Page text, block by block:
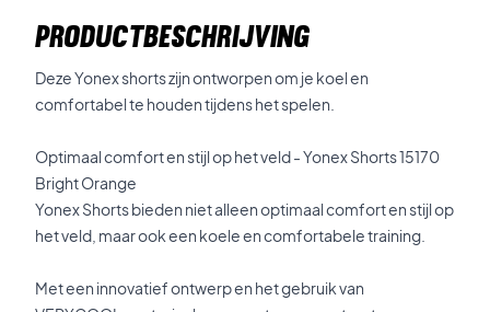
PRODUCTBESCHRIJVING
Deze Yonex shorts zijn ontworpen om je koel en
comfortabel te houden tijdens het spelen.
Optimaal comfort en stijl op het veld - Yonex Shorts 15170
Bright Orange
Yonex Shorts bieden niet alleen optimaal comfort en stijl op
het veld, maar ook een koele en comfortabele training.
Met een innovatief ontwerp en het gebruik van